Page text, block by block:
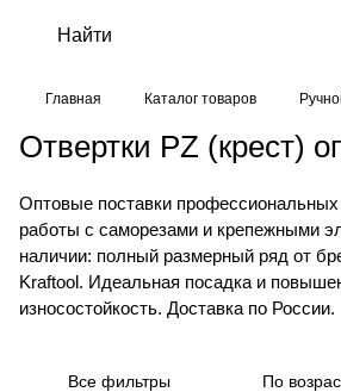
Главная Каталог товаров
Отвертки PZ (крест)
Оптовые поставки профессиональных
работы с саморезами и крепежными
наличии: полный размерный ряд от
Kraftool. Идеальная посадка и
износостойкость. Доставка по России.
Все фильтры По